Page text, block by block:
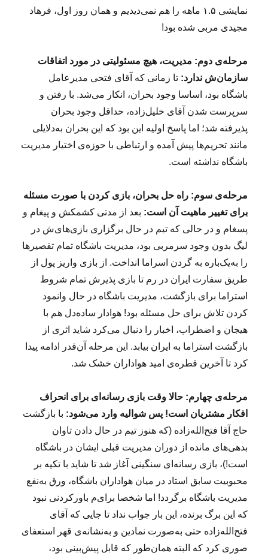
نمایشی ۱.۵ ماهه را هم نمی‌دیدیم و همان روز اول، فرهاد
مجیدی مربی شده بود!
مرحله‌ی دوم: مدیریت، هیچ مسئولیتی در مورد اتفاقات
سازمان‌ش ندارد: تا زمانی که آقای فتحی مدیرعامل
باشگاه بود، اساسا وجود بحران، انکار می‌شد. با رفتن و
سرپرست شدن آقای خلیل‌زاده، حداقل وجود بحران
پذیرفته شد؛ اما پاسخ اولیه این بود که این بحران به‌دلایلی
مانند تحریم‌ها پیش آمده و ارتباطی با حوزه‌ی اختیار مدیریت
باشگاه نداشته است.
مرحله‌ی سوم: راه حل بحران، بازی کردن با صورت مسئله
برای تغییر ماهیت آن است: بعد از مدتی کشمکش و پیغام و
پسغام و در حالی‌ که تیم در حال برگزاری بازی‌های‌ش در
لیگ بدون وجود سرمربی بود، مدیریت باشگاه تمام تقصیرها
را به‌یک‌باره به گردن اسراما انداخت. از بازی واریز پول از
طریق سفارت ایران در رم تا بازی پذیرش تمام شروط
استراما برای بازگشت، مدیریت باشگاه در حال وانمود
کردن تلاش برای حل مسئله بود! هوادار ساده‌دل هم با
هیجان و اضطراب، اخبار را دنبال می‌کرد شاید اثری از
بازگشت استراما به ایران بیابد. این مرحله آن‌قدر ادامه پیدا
کرد تا آخرین قطره‌ی امید هواداران خشک شد.
مرحله‌ی چهارم: حالا وقت بازی رسانه‌ای برای انحراف
افکار مشتریان است! پس شوالیه وارد می‌شود: با بازگشت
حاج آقا فتح‌الله‌زاده (که هنوز تیم در حال دادن تاوان
بدهی‌های مانده از دوران مدیریت قبلی ایشان در باشگاه
است!)، بازی رسانه‌ای سنگینی آغاز شد تا شاید با تکیه بر
محبوبیت سابق استاد در میان هواداران باشگاه، ورق به‌نفع
مدیریت باشگاه برگردد! اما شخصا برای‌م باورکردنی نبود
که این برگ برنده، این بار جواب نداد تا جایی که آقای
فتح‌الله‌زاده حتی به‌صورت نمادین و به‌نشانه‌ی قهر استعفای
صوری کرد که البته همان‌طور که قابل پیش‌بینی بود،